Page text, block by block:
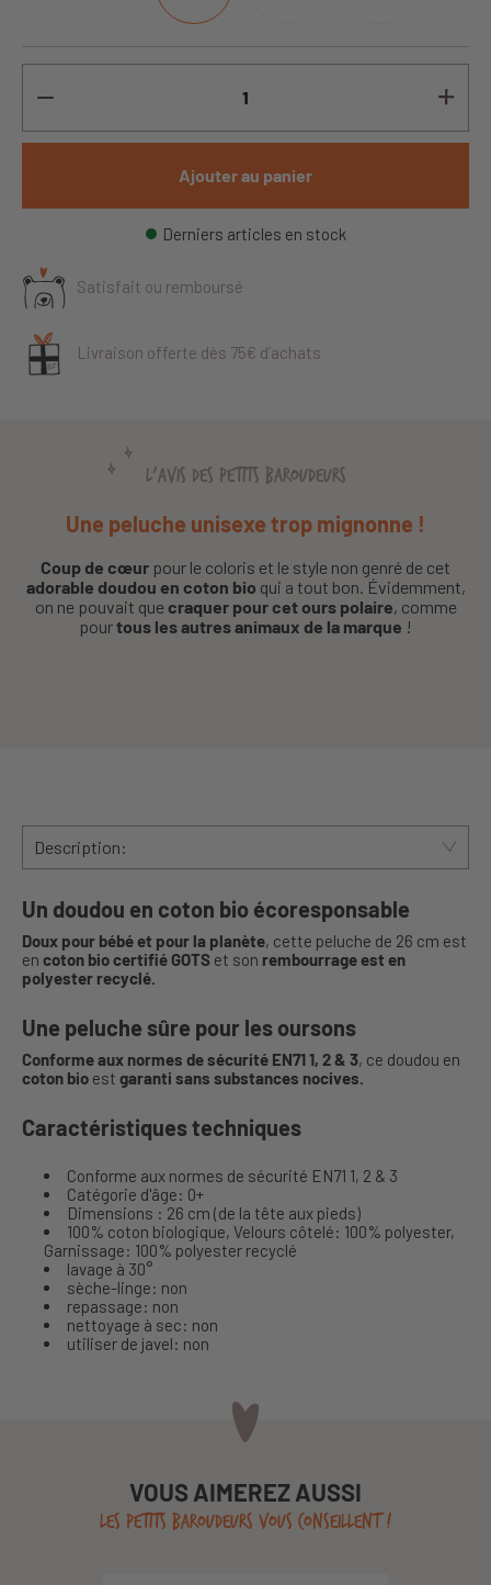
Ajouter au panier
Derniers articles en stock
Satisfait ou remboursé
Livraison offerte dès 75€ d’achats
L'AVIS DES PETITS BAROUDEURS
Une peluche unisexe trop mignonne !
Coup de cœur pour le coloris et le style non genré de cet
adorable doudou en coton bio qui a tout bon. Évidemment,
on ne pouvait quecraquer pour cet ours polaire, comme
pourtous les autres animaux de la marque !
Description:
Un doudou en coton bio écoresponsable
Doux pour bébé et pour la planète, cette peluche de 26 cm est
en coton bio certifié GOTS et son rembourrage est en
polyester recyclé.
Une peluche sûre pour les oursons
Conforme aux normes de sécurité EN71 1, 2 & 3, ce doudou en
coton bio est garanti sans substances nocives.
Caractéristiques techniques
Conforme aux normes de sécurité EN71 1, 2 & 3
Catégorie d'âge: 0+
Dimensions : 26 cm (de la tête aux pieds)
100% coton biologique, Velours côtelé: 100% polyester,
Garnissage: 100% polyester recyclé
lavage à 30°
sèche-linge: non
repassage: non
nettoyage à sec: non
utiliser de javel: non
VOUS AIMEREZ AUSSI
LES PETITS BAROUDEURS VOUS CONSEILLENT !